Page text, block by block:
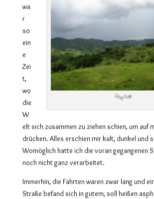
Asphalt
wa
r
so
ein
e
Zei
t,
wo
die
W
elt sich zusammen zu ziehen schien, um auf
drücken. Alles erschien mir kalt, dunkel und
Womöglich hatte ich die voran gegangenen
noch nicht ganz verarbeitet.
Immerhin, die Fahrten waren zwar lang und
Straße befand sich in gutem, soll heißen